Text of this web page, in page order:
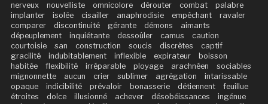
nerveux nouvelliste omnicolore dérouter combat
palabre
implanter
isolée cisailler anaphrodisie empêchant
ravaler
comparer
discontinuité gérante démons
aimants
dépeuplement
inquiétante dessoûler camus
caution
courtoisie
san construction soucis discrètes
captif
gracilité
indubitablement inflexible expirateur
boisson
habitée
flexibilité irréparable ployage arachnéen
sociables
mignonnette
aucun crier sublimer agrégation
intarissable
opaque
indicibilité prévaloir bonasserie détiennent
feuillue
étroites
dolce illusionné achever désobéissances
ingénue